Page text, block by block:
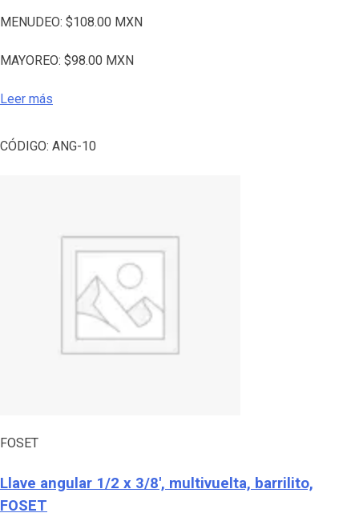
MENUDEO: $108.00 MXN
MAYOREO: $98.00 MXN
Leer más
CÓDIGO: ANG-10
FOSET
Llave angular 1/2 x 3/8′, multivuelta, barrilito,
FOSET